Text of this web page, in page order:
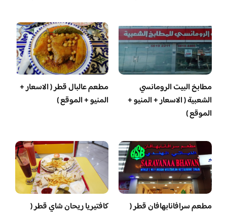
مطابخ البيت الرومانسي
الشعبية ( الاسعار + المنيو +
الموقع )
مطعم عالبال قطر ( الاسعار +
المنيو + الموقع )
مطعم سرافانابهافان قطر (
كافتيريا ريحان شاي قطر (